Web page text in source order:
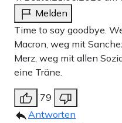
Melden
Time to say goodbye.
Macron, weg mit
Merz, weg mit allen
eine Träne.
79
Antworten